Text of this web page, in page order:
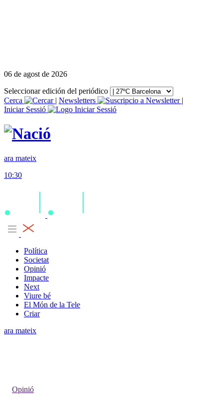
06 de agost de 2026
Seleccionar edición del periódico
Cerca
| Newsletters
|
Iniciar Sessió
ara mateix
10:30
Política
Societat
Opinió
Impacte
Next
Viure bé
El Món de la Tele
Criar
ara mateix
Opinió